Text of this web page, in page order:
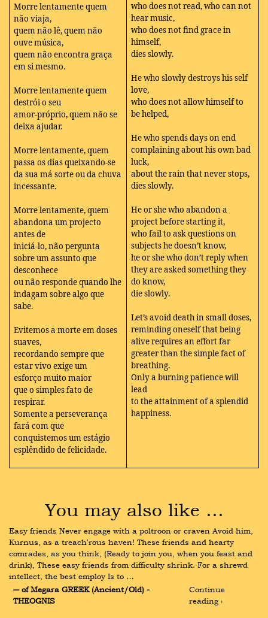
Morre lentamente quem
não viaja,
quem não lê, quem não
ouve música,
quem não encontra graça
em si mesmo.
Morre lentamente quem
destrói o seu
amor-próprio, quem não se
deixa ajudar.
Morre lentamente, quem
passa os dias queixando-se
da sua má sorte ou da chuva
incessante.
Morre lentamente, quem
abandona um projecto
antes de
iniciá-lo, não pergunta
sobre um assunto que
desconhece
ou não responde quando lhe
indagam sobre algo que
sabe.
Evitemos a morte em doses
suaves,
recordando sempre que
estar vivo exige um
esforço muito maior
que o simples fato de
respirar.
Somente a perseverança
fará com que
conquistemos um estágio
esplêndido de felicidade.
who does not read, who can not
hear music,
who does not find grace in
himself,
dies slowly.
He who slowly destroys his self
love,
who does not allow himself to
be helped,
He who spends days on end
complaining about his own bad
luck,
about the rain that never stops,
dies slowly.
He or she who abandon a
project before starting it,
who fail to ask questions on
subjects he doesn’t know,
he or she who don’t reply when
they are asked something they
do know,
die slowly.
Let’s avoid death in small doses,
reminding oneself that being
alive requires an effort far
greater than the simple fact of
breathing.
Only a burning patience will
lead
to the attainment of a splendid
happiness.
You may also like …
Easy friends Never engage with a poltroon or craven Avoid him,
Kurnus, as a treach'rous haven! These friends and hearty
comrades, as you think, (Ready to join you, when you feast and
drink), These easy friends from difficulty shrink. For a shrewd
intellect, the best employ Is to …
― of Megara GREEK (Ancient/Old) -
THEOGNIS
Continue
reading ›